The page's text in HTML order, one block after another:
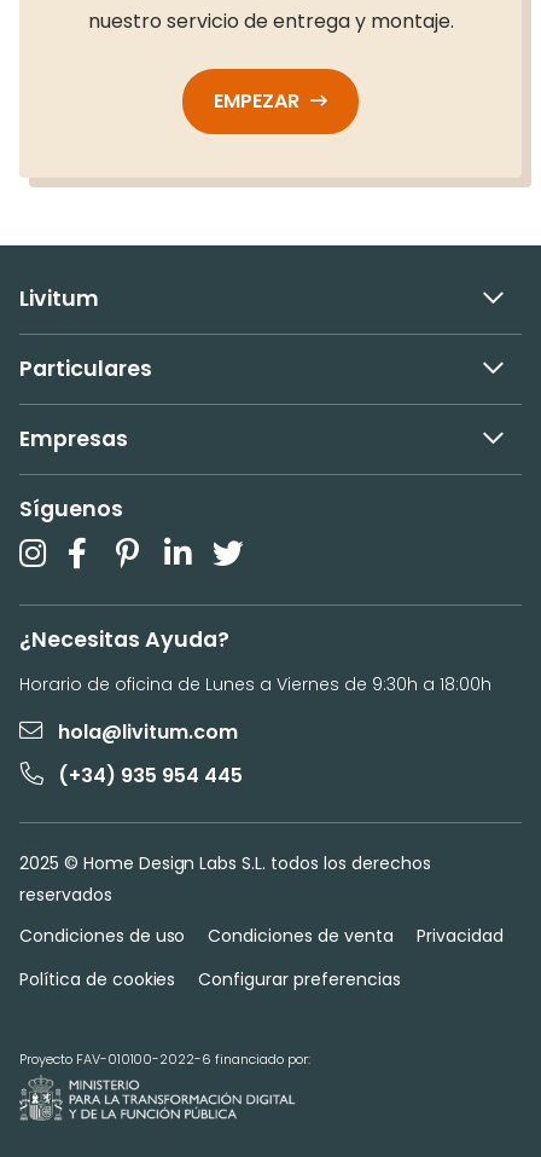
nuestro servicio de entrega y montaje.
EMPEZAR
Livitum
Particulares
Empresas
Síguenos
¿Necesitas Ayuda?
Horario de oficina de Lunes a Viernes de 9:30h a 18:00h
hola@livitum.com
(+34) 935 954 445
2025 © Home Design Labs S.L. todos los derechos
reservados
Condiciones de uso
Condiciones de venta
Privacidad
Política de cookies
Configurar preferencias
Proyecto FAV-010100-2022-6 financiado por: